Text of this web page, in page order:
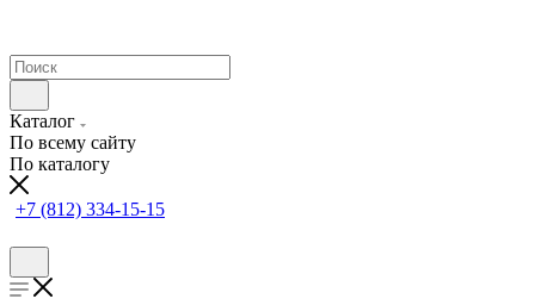
Каталог
По всему сайту
По каталогу
+7 (812) 334-15-15